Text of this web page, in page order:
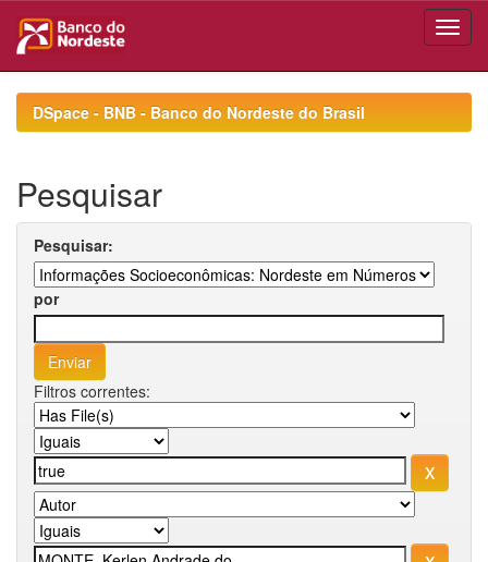
navigationDSpace - BNB - Banco do Nordeste do Brasil
Pesquisar
Pesquisar:
por
Filtros correntes: